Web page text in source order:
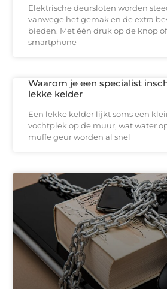
Elektrische deursloten worden
vanwege het gemak en de extra
bieden. Met één druk op de knop
smartphone
Waarom je een specialist
lekke kelder
Een lekke kelder lijkt soms een
vochtplek op de muur, wat water
muffe geur worden al snel